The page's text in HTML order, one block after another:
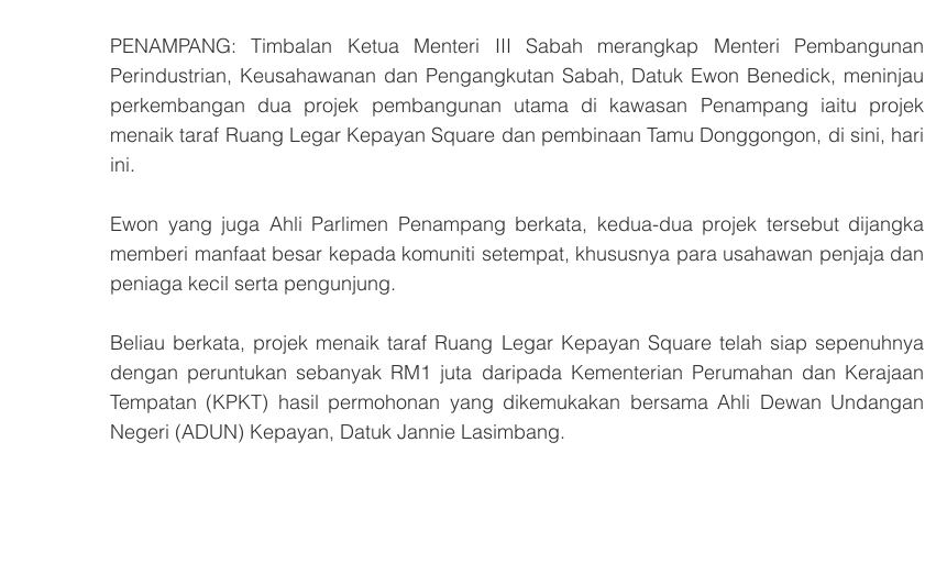
PENAMPANG: Timbalan Ketua Menteri III Sabah merangkap Menteri Pembangunan
Perindustrian, Keusahawanan dan Pengangkutan Sabah, Datuk Ewon Benedick, meninjau
perkembangan dua projek pembangunan utama di kawasan Penampang iaitu projek
menaik taraf Ruang Legar Kepayan Square dan pembinaan Tamu Donggongon, di sini, hari
ini.
Ewon yang juga Ahli Parlimen Penampang berkata, kedua-dua projek tersebut dijangka
memberi manfaat besar kepada komuniti setempat, khususnya para usahawan penjaja dan
peniaga kecil serta pengunjung.
Beliau berkata, projek menaik taraf Ruang Legar Kepayan Square telah siap sepenuhnya
dengan peruntukan sebanyak RM1 juta daripada Kementerian Perumahan dan Kerajaan
Tempatan (KPKT) hasil permohonan yang dikemukakan bersama Ahli Dewan Undangan
Negeri (ADUN) Kepayan, Datuk Jannie Lasimbang.